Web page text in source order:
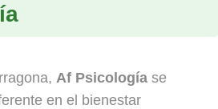
Af Psicología se
en el bienestar